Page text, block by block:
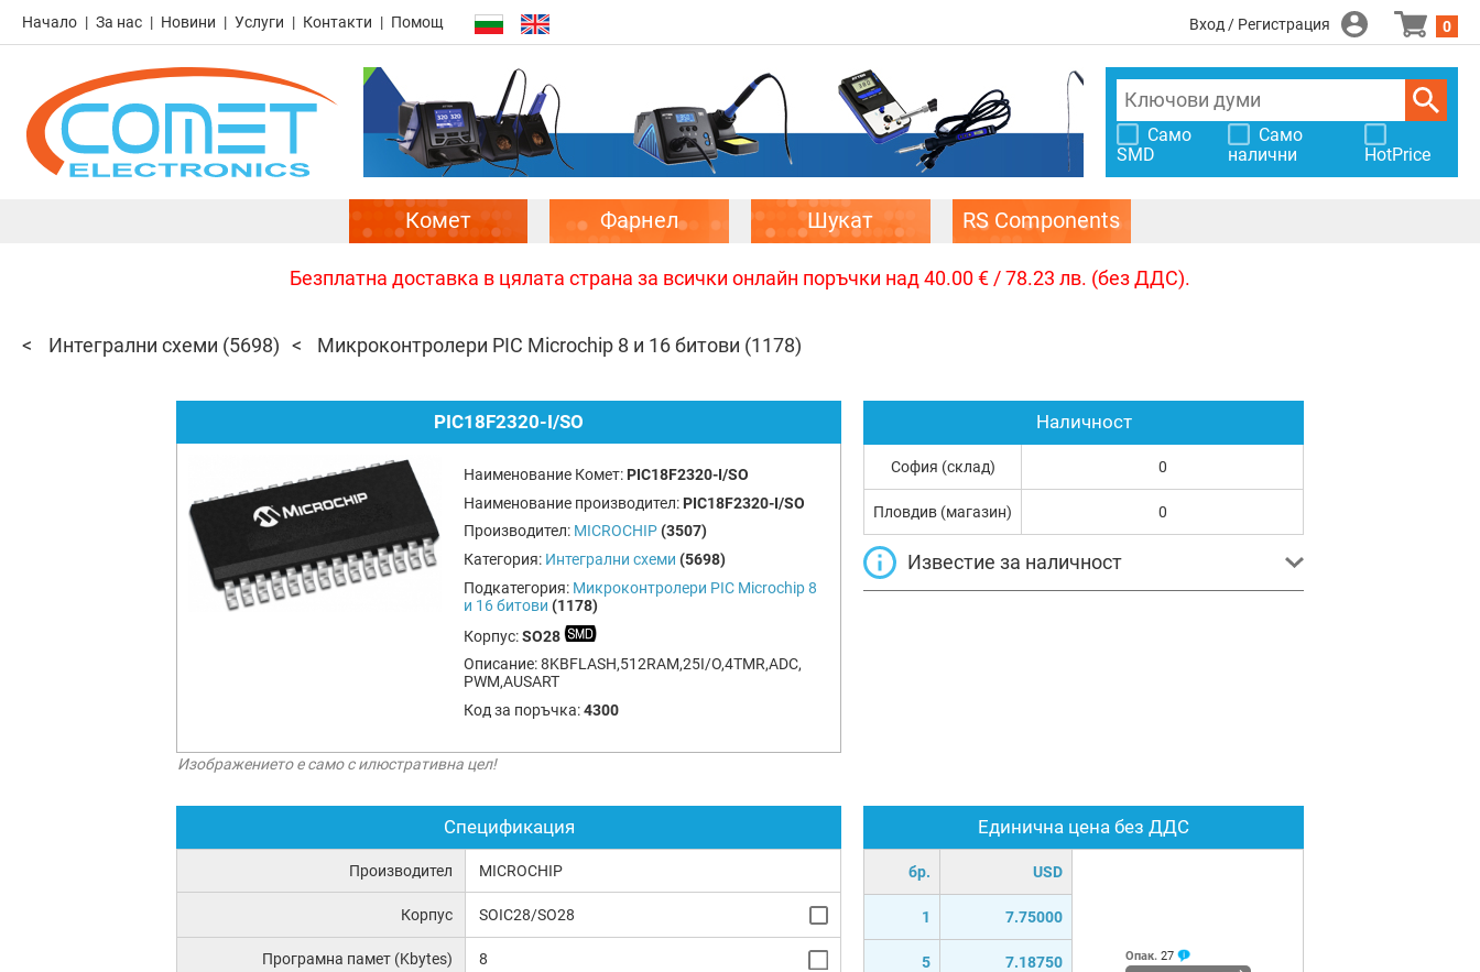
Начало За нас Новини Услуги Контакти Помощ Вход / Регистрация 0
Само
SMD
Само
налични
HotPrice
Комет Фарнел Шукат RS Components
Безплатна доставка в цялата страна за всички онлайн поръчки над 40.00 € / 78.23 лв. (без ДДС).
Интегрални схеми (5698) Микроконтролери PIC Microchip 8 и 16 битови (1178)
PIC18F2320-I/SO
Наименование Комет: PIC18F2320-I/SO
Наименование производител: PIC18F2320-I/SO
Производител: MICROCHIP (3507)
Категория: Интегрални схеми (5698)
Подкатегория: Микроконтролери PIC Microchip 8
и 16 битови (1178)
Корпус:SO28
Описание:8KBFLASH,512RAM,25I/O,4TMR,ADC,
PWM,AUSART
Код за поръчка:4300
Изображението е само с илюстративна цел!
Спецификация
Производител MICROCHIP
Корпус SOIC28/SO28
Програмна памет (Kbytes) 8
Единична цена без ДДС
бр. USD
1 7.75000
5 7.18750 Опак. 27
Наличност
София (склад) 0
Пловдив (магазин) 0
Известие за наличност